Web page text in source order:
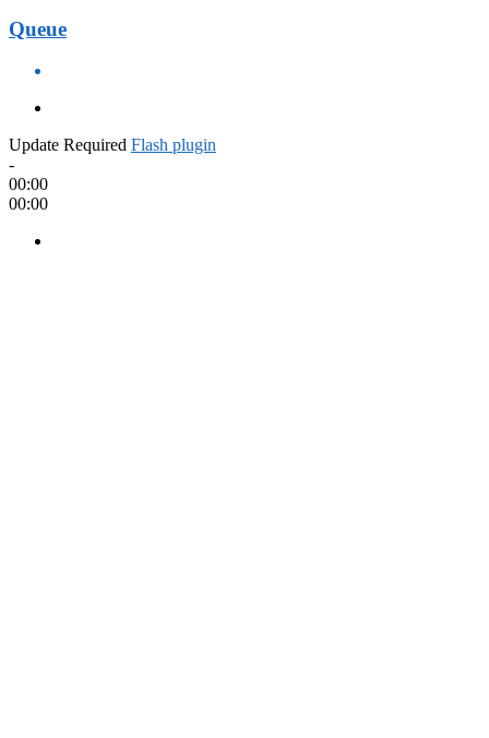
Queue
Update Required Flash plugin
-
00:00
00:00